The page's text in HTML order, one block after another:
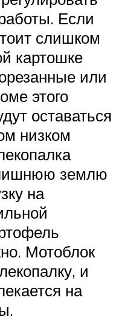
Если
слишком
картошке
или
этого
оставаться
низком
землю
на
Мотоблок
и
на